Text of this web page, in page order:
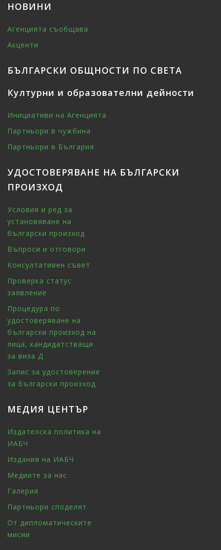
НОВИНИ
Агенцията съобщава
Акценти
БЪЛГАРСКИ ОБЩНОСТИ ПО СВЕТА
Културни и образователни дейности
Инициативи на Агенцията
Партньори в чужбина
Партньори в България
УДОСТОВЕРЯВАНЕ НА БЪЛГАРСКИ
ПРОИЗХОД
Условия и ред за
установяване на
български произход
Въпроси и отговори
Консултативен съвет
Проверка статус
заявление
Процедура по
удостоверяване на
български произход на
лица, кандидатстващи
за виза Д
Запис за удостоверение
за български произход
МЕДИЯ ЦЕНТЪР
Издателска политика на
ИАБЧ
Издания на ИАБЧ
Медиите за нас
Галерия
Партньори споделят
От дипломатическите
мисии